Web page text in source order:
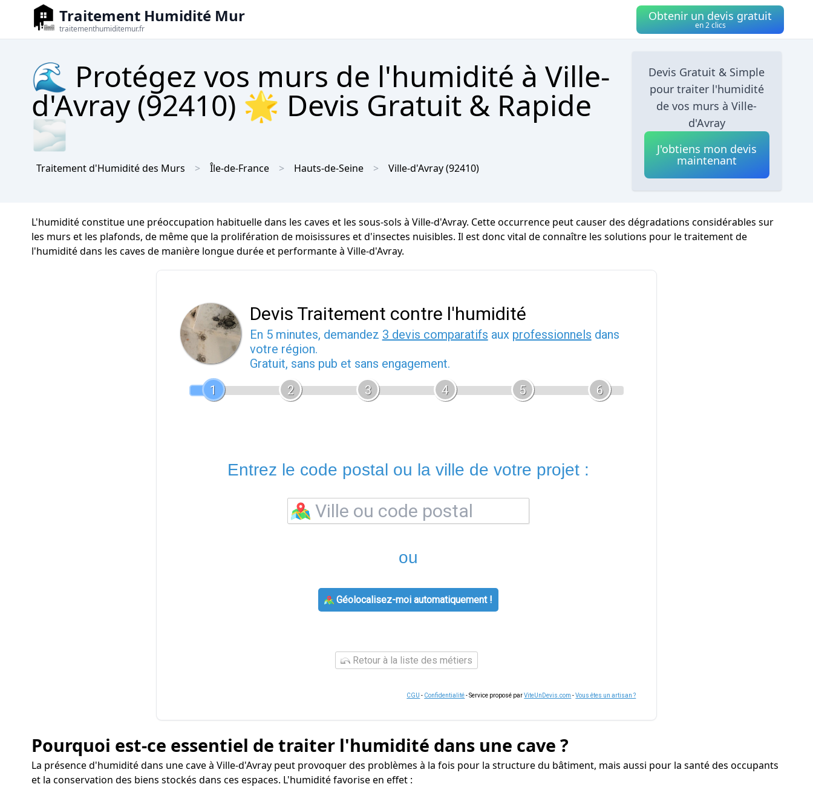
Traitement Humidité Mur
traitementhumiditemur.fr
Obtenir un devis gratuit
en 2 clics
🌊 Protégez vos murs de l'humidité à Ville-
d'Avray (92410) 🌟 Devis Gratuit & Rapide
🌫
Traitement d'Humidité des Murs Île-de-France Hauts-de-Seine Ville-d'Avray(92410)
Devis Gratuit & Simple
pour traiter l'humidité
de vos murs à Ville-
d'Avray
J'obtiens mon devis
maintenant
L'humidité constitue une préoccupation habituelle dans les caves et les sous-sols à Ville-d'Avray. Cette occurrence peut causer des dégradations considérables sur
les murs et les plafonds, de même que la prolifération de moisissures et d'insectes nuisibles. Il est donc vital de connaître les solutions pour le traitement de
l'humidité dans les caves de manière longue durée et performante à Ville-d'Avray.
Devis Traitement contre l'humidité
En 5 minutes, demandez 3 devis comparatifs aux professionnels dans
votre région.
Gratuit, sans pub et sans engagement.
1
2 3 4 5 6
Entrez le code postal ou la ville de votre projet :
ou
Géolocalisez-moi automatiquement !
Retour à la liste des métiers
CGU - Confidentialité- Service proposé parViteUnDevis.com -Vous êtes un artisan ?
Pourquoi est-ce essentiel de traiter l'humidité dans une cave ?
La présence d'humidité dans une cave à Ville-d'Avray peut provoquer des problèmes à la fois pour la structure du bâtiment, mais aussi pour la santé des occupants
et la conservation des biens stockés dans ces espaces. L'humidité favorise en effet :